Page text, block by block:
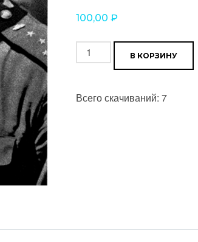
100,00₽
Количество
товара
(В.
В КОРЗИНУ
Всего скачиваний: 7